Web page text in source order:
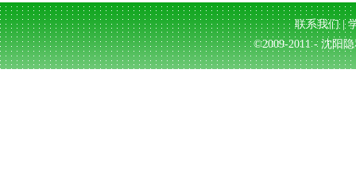
联系我们|
©2009-2011 - 沈阳